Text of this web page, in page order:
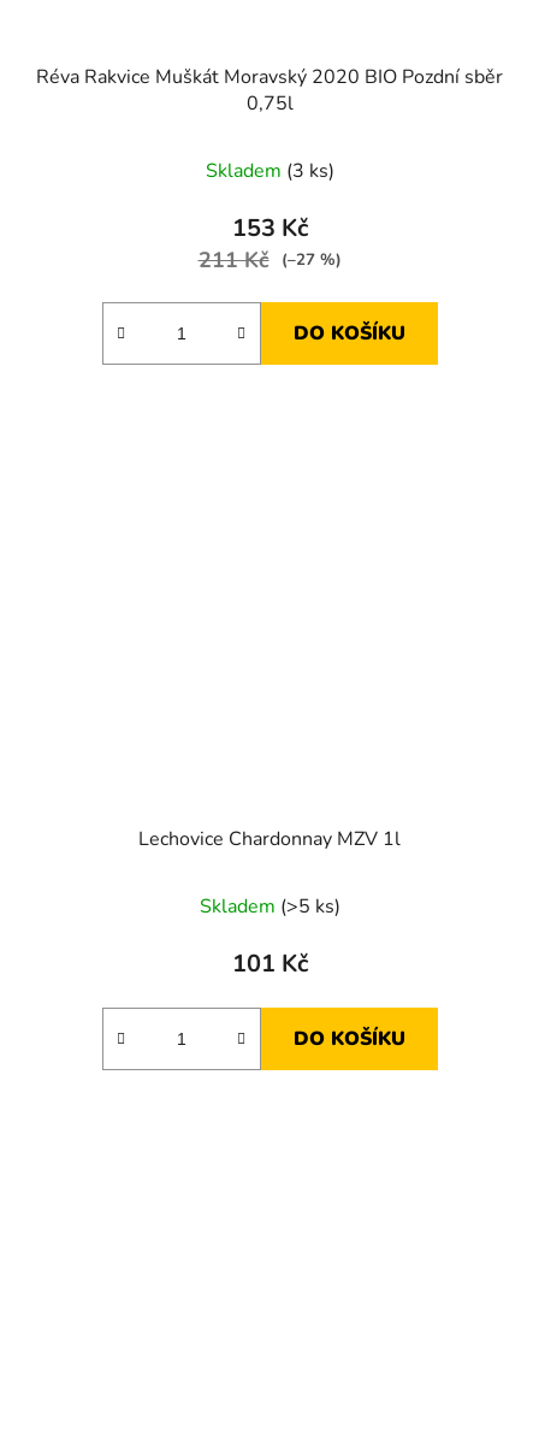
Réva Rakvice Muškát Moravský 2020 BIO Pozdní sběr
0,75l
Skladem (3 ks)
153 Kč
211 Kč (–27 %)
DO KOŠÍKU
Lechovice Chardonnay MZV 1l
Skladem (>5 ks)
101 Kč
DO KOŠÍKU